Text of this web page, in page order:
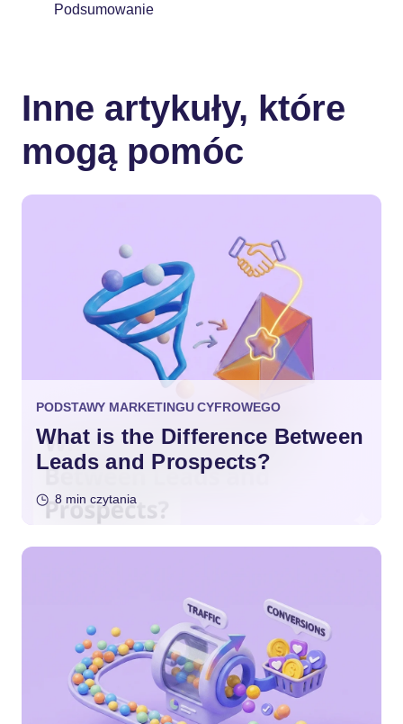
Podsumowanie
Inne artykuły, które
mogą pomóc
PODSTAWY MARKETINGU CYFROWEGO
What is the Difference Between
Leads and Prospects?
8 min czytania